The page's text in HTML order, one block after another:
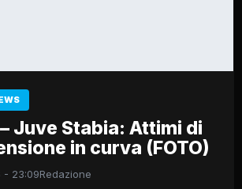
Juve Stabia: Attimi di
in curva (FOTO)
- 23:09Redazione